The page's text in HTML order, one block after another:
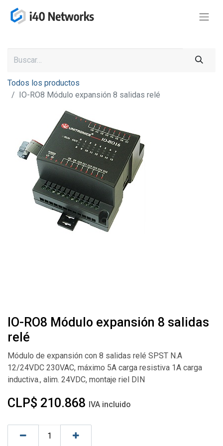
Todos los productos
IO-RO8 Módulo expansión 8 salidas relé
IO-RO8 Módulo expansión 8 salidas
relé
Módulo de expansión con 8 salidas relé SPST N.A
12/24VDC 230VAC, máximo 5A carga resistiva 1A carga
inductiva., alim. 24VDC, montaje riel DIN
CLP$ 210.868 IVA incluido